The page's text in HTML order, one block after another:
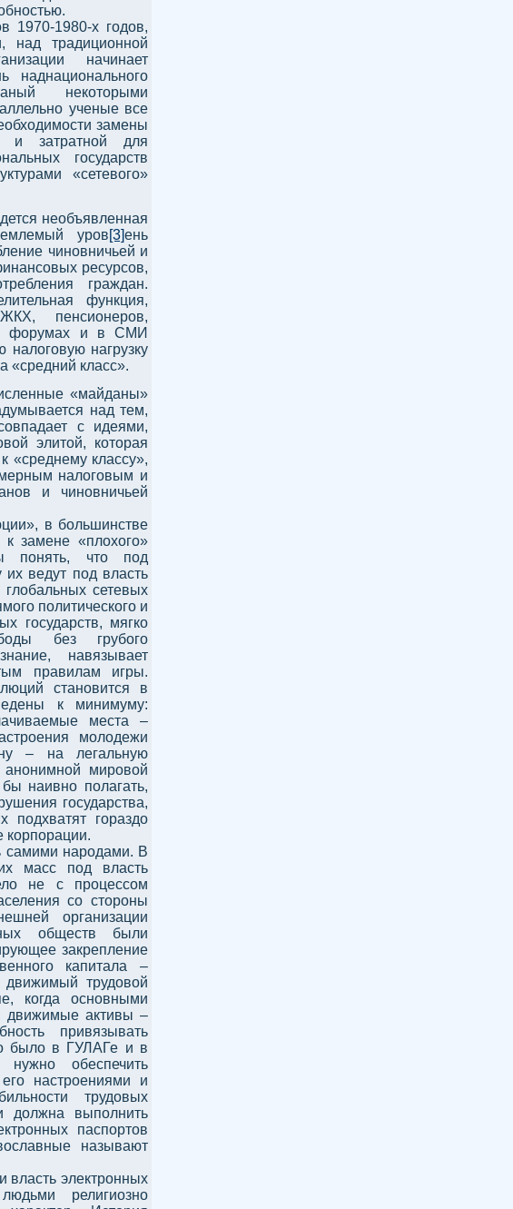
1970-1980-х годов,
над традиционной
начинает
наднационального
некоторыми
ученые все
замены
и затратной для
государств
«сетевого»
необъявленная
уров[3]ень
чиновничьей и
ресурсов,
граждан.
функция,
пенсионеров,
форумах и в СМИ
нагрузку
«средний класс».
«майданы»
над тем,
с идеями,
элитой, которая
«среднему классу»,
налоговым и
и чиновничьей
в большинстве
замене «плохого»
понять, что под
их ведут под власть
сетевых
политического и
государств, мягко
без грубого
навязывает
правилам игры.
становится в
к минимуму:
места –
молодежи
– на легальную
анонимной мировой
наивно полагать,
государства,
подхватят гораздо
самими народами. В
масс под власть
не с процессом
со стороны
организации
обществ были
закрепление
капитала –
движимый трудовой
когда основными
движимые активы –
привязывать
было в ГУЛАГе и в
нужно обеспечить
настроениями и
трудовых
должна выполнить
паспортов
называют
власть электронных
религиозно